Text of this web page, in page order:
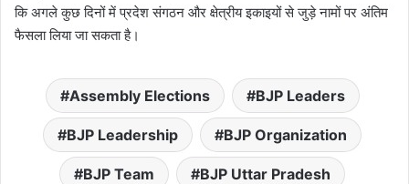
कि अगले कुछ दिनों में प्रदेश संगठन और क्षेत्रीय इकाइयों से जुड़े नामों पर अंतिम
फैसला लिया जा सकता है।
Assembly Elections BJP Leaders
BJP Leadership BJP Organization
BJP Team BJP Uttar Pradesh